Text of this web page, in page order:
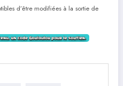
d’être modifiées à la sortie de